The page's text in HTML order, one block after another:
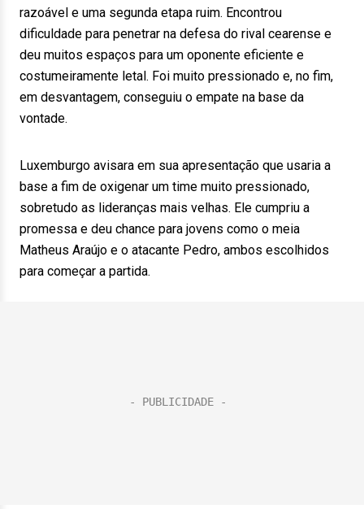
razoável e uma segunda etapa ruim. Encontrou
dificuldade para penetrar na defesa do rival cearense e
deu muitos espaços para um oponente eficiente e
costumeiramente letal. Foi muito pressionado e, no fim,
em desvantagem, conseguiu o empate na base da
vontade.
Luxemburgo avisara em sua apresentação que usaria a
base a fim de oxigenar um time muito pressionado,
sobretudo as lideranças mais velhas. Ele cumpriu a
promessa e deu chance para jovens como o meia
Matheus Araújo e o atacante Pedro, ambos escolhidos
para começar a partida.